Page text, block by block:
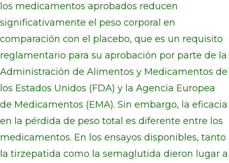
los medicamentos aprobados reducen
significativamente el peso corporal en
comparación con el placebo, que es un requisito
reglamentario para su aprobación por parte de la
Administración de Alimentos y Medicamentos de
los Estados Unidos (FDA) y la Agencia Europea
de Medicamentos (EMA). Sin embargo, la eficacia
en la pérdida de peso total es diferente entre los
medicamentos. En los ensayos disponibles, tanto
la tirzepatida como la semaglutida dieron lugar a